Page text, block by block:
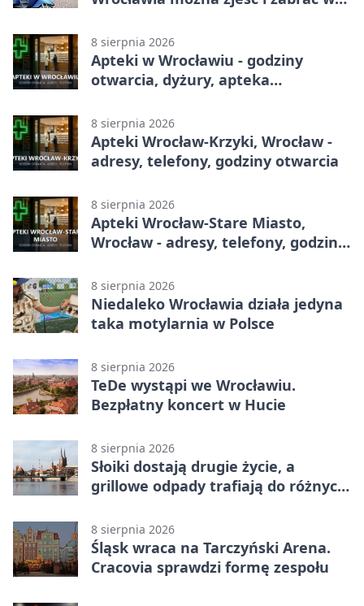
8 sierpnia 2026
Apteki w Wrocławiu - godziny
otwarcia, dyżury, apteka
8 sierpnia 2026
Apteki Wrocław-Krzyki, Wrocław -
adresy, telefony, godziny otwarcia
8 sierpnia 2026
Apteki Wrocław-Stare Miasto,
Wrocław - adresy, telefony, godziny
8 sierpnia 2026
Niedaleko Wrocławia działa jedyna
taka motylarnia w Polsce
8 sierpnia 2026
TeDe wystąpi we Wrocławiu.
Bezpłatny koncert w Hucie
8 sierpnia 2026
Słoiki dostają drugie życie, a
grillowe odpady trafiają do różnych
8 sierpnia 2026
Śląsk wraca na Tarczyński Arena.
Cracovia sprawdzi formę zespołu